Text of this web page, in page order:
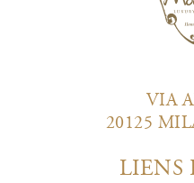
VIA
20125
LIENS